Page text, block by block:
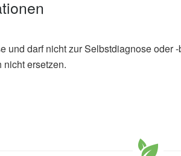
und darf nicht zur Selbstdiagnose oder
ersetzen.